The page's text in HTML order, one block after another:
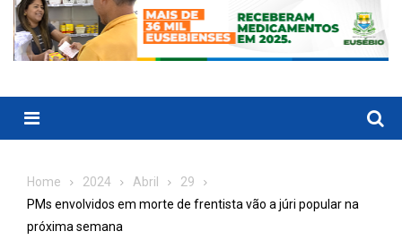
Menu
Home 2024 Abril
29
PMs envolvidos em morte de frentista vão a júri popular na
próxima semana